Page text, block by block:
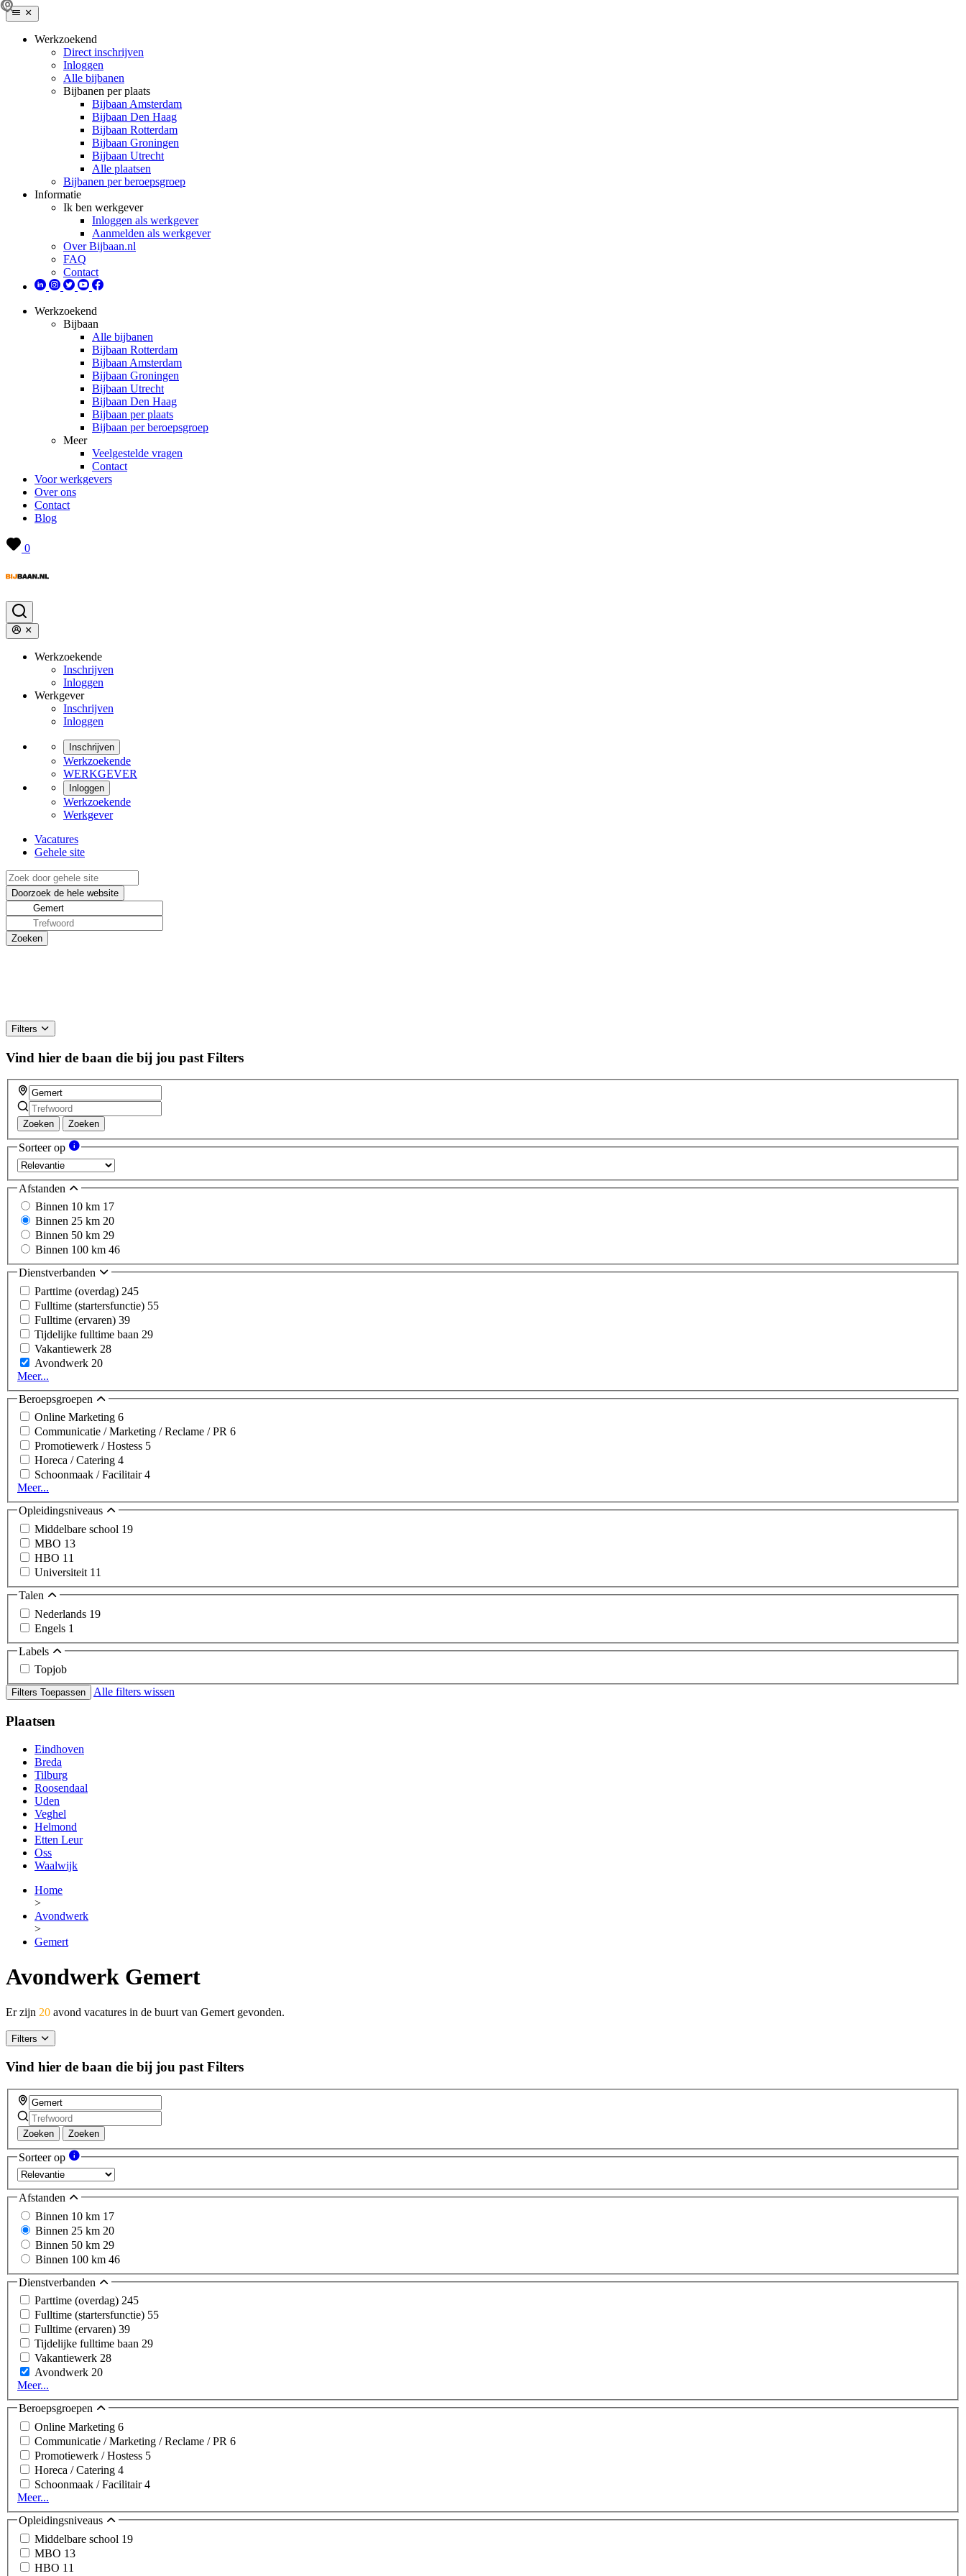
Werkzoekend
Direct inschrijven
Inloggen
Alle bijbanen
Bijbanen per plaats
Bijbaan Amsterdam
Bijbaan Den Haag
Bijbaan Rotterdam
Bijbaan Groningen
Bijbaan Utrecht
Alle plaatsen
Bijbanen per beroepsgroep
Informatie
Ik ben werkgever
Inloggen als werkgever
Aanmelden als werkgever
Over Bijbaan.nl
FAQ
Contact
Werkzoekend
Bijbaan
Alle bijbanen
Bijbaan Rotterdam
Bijbaan Amsterdam
Bijbaan Groningen
Bijbaan Utrecht
Bijbaan Den Haag
Bijbaan per plaats
Bijbaan per beroepsgroep
Meer
Veelgestelde vragen
Contact
Voor werkgevers
Over ons
Contact
Blog
0
Werkzoekende
Inschrijven
Inloggen
Werkgever
Inschrijven
Inloggen
Inschrijven
Werkzoekende
WERKGEVER
Inloggen
Werkzoekende
Werkgever
Vacatures
Gehele site
Filters
Vind hier de baan die bij jou past Filters
Zoeken Zoeken
Sorteer op
Afstanden
Binnen 10 km 17
Binnen 25 km 20
Binnen 50 km 29
Binnen 100 km 46
Dienstverbanden
Parttime (overdag) 245
Fulltime (startersfunctie) 55
Fulltime (ervaren) 39
Tijdelijke fulltime baan 29
Vakantiewerk 28
Avondwerk 20
Meer...
Beroepsgroepen
Online Marketing 6
Communicatie / Marketing / Reclame / PR 6
Promotiewerk / Hostess 5
Horeca / Catering 4
Schoonmaak / Facilitair4
Meer...
Opleidingsniveaus
Middelbare school 19
MBO 13
HBO 11
Universiteit 11
Talen
Nederlands 19
Engels 1
Labels
Topjob
Filters Toepassen Alle filters wissen
Plaatsen
Eindhoven
Breda
Tilburg
Roosendaal
Uden
Veghel
Helmond
Etten Leur
Oss
Waalwijk
Home
>
Avondwerk
>
Gemert
Avondwerk Gemert
Er zijn 20 avond vacatures in de buurt van Gemert gevonden.
Filters
Vind hier de baan die bij jou past Filters
Zoeken Zoeken
Sorteer op
Afstanden
Binnen 10 km 17
Binnen 25 km 20
Binnen 50 km 29
Binnen 100 km 46
Dienstverbanden
Parttime (overdag) 245
Fulltime (startersfunctie) 55
Fulltime (ervaren) 39
Tijdelijke fulltime baan 29
Vakantiewerk 28
Avondwerk 20
Meer...
Beroepsgroepen
Online Marketing 6
Communicatie / Marketing / Reclame / PR 6
Promotiewerk / Hostess 5
Horeca / Catering 4
Schoonmaak / Facilitair4
Meer...
Opleidingsniveaus
Middelbare school 19
MBO 13
HBO 11